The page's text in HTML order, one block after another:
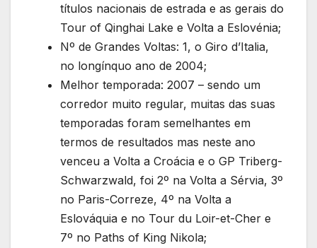
títulos nacionais de estrada e as gerais do
Tour of Qinghai Lake e Volta a Eslovénia;
Nº de Grandes Voltas: 1, o Giro d’Italia,
no longínquo ano de 2004;
Melhor temporada: 2007 – sendo um
corredor muito regular, muitas das suas
temporadas foram semelhantes em
termos de resultados mas neste ano
venceu a Volta a Croácia e o GP Triberg-
Schwarzwald, foi 2º na Volta a Sérvia, 3º
no Paris-Correze, 4º na Volta a
Eslováquia e no Tour du Loir-et-Cher e
7º no Paths of King Nikola;